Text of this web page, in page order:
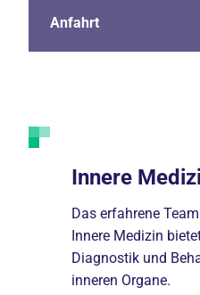
Anfahrt
Innere
Das erfahrene
Innere Medizin
Diagnostik und
inneren Organe.